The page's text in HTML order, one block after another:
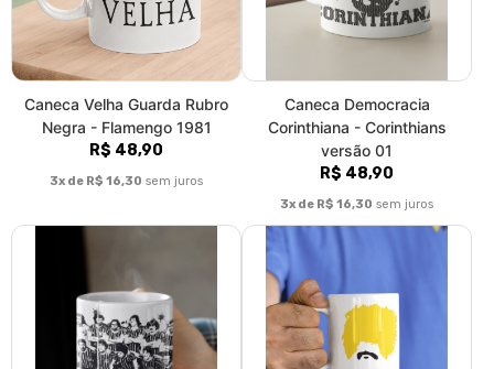
Caneca Velha Guarda Rubro
Negra - Flamengo 1981
R$ 48,90
3x de R$ 16,30 sem juros
Caneca Democracia
Corinthiana - Corinthians
versão 01
R$ 48,90
3x de R$ 16,30 sem juros